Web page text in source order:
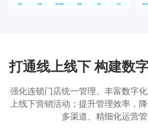
打通线上线下 构建数
强化连锁门店统一管理、丰富数字
上线下营销活动；提升管理效率，
多渠道、精细化运营管